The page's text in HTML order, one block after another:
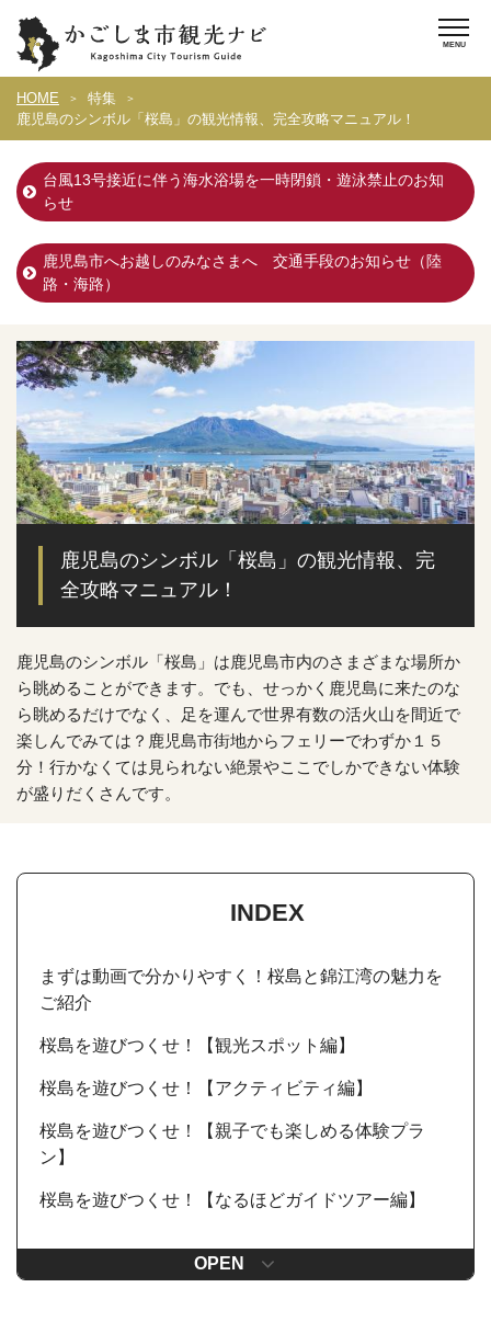
HOME
特集
鹿児島のシンボル「桜島」の観光情報、完全攻略マニュアル！
台風13号接近に伴う海水浴場を一時閉鎖・遊泳禁止のお知
らせ
鹿児島市へお越しのみなさまへ 交通手段のお知らせ（陸
路・海路）
鹿児島のシンボル「桜島」の観光情報、完
全攻略マニュアル！
鹿児島のシンボル「桜島」は鹿児島市内のさまざまな場所か
ら眺めることができます。でも、せっかく鹿児島に来たのな
ら眺めるだけでなく、足を運んで世界有数の活火山を間近で
楽しんでみては？鹿児島市街地からフェリーでわずか１５
分！行かなくては見られない絶景やここでしかできない体験
が盛りだくさんです。
OPEN
INDEX
まずは動画で分かりやすく！桜島と錦江湾の魅力を
ご紹介
桜島を遊びつくせ！【観光スポット編】
桜島を遊びつくせ！【アクティビティ編】
桜島を遊びつくせ！【親子でも楽しめる体験プラ
ン】
桜島を遊びつくせ！【なるほどガイドツアー編】